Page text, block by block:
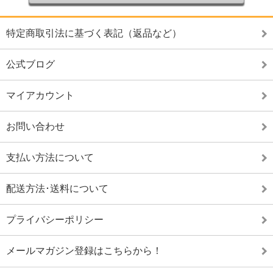
特定商取引法に基づく表記（返品など）
公式ブログ
マイアカウント
お問い合わせ
支払い方法について
配送方法･送料について
プライバシーポリシー
メールマガジン登録はこちらから！